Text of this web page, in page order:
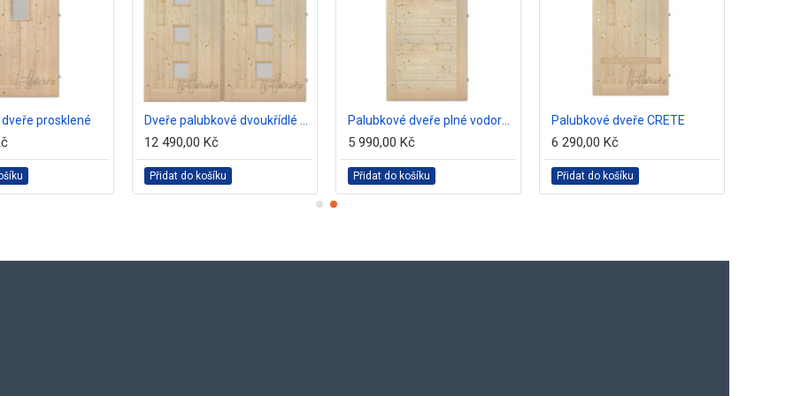
prosklené
12 490,00 Kč
Přidat do košíku
5 990,00 Kč
Přidat do košíku
Palubkové dveře CRETE
6 290,00 Kč
Přidat do košíku